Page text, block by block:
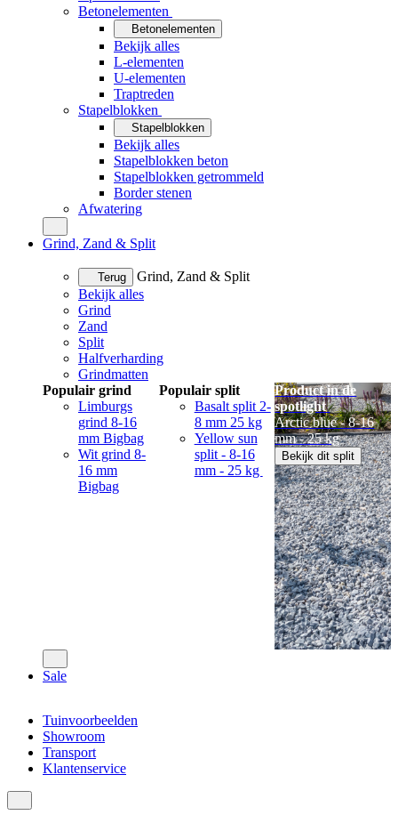
Betonelementen
Betonelementen
Bekijk alles
L-elementen
U-elementen
Traptreden
Stapelblokken
Stapelblokken
Bekijk alles
Stapelblokken beton
Stapelblokken getrommeld
Border stenen
Afwatering
Grind, Zand & Split
Terug
Grind, Zand & Split
Bekijk alles
Grind
Zand
Split
Halfverharding
Grindmatten
Populair grind
Limburgs
grind 8-16
mm Bigbag
Wit grind 8-
16 mm
Bigbag
Populair split
Basalt split 2-
8 mm 25 kg
Yellow sun
split - 8-16
mm - 25 kg
Product in de
spotlight
Arctic blue - 8-16
mm - 25 kg
Bekijk dit split
Sale
Tuinvoorbeelden
Showroom
Transport
Klantenservice